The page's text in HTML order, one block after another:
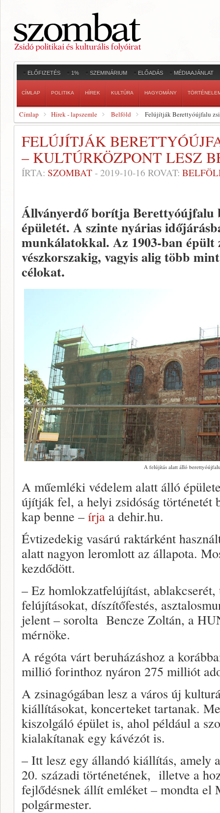
ELŐFIZETÉS 1% SZEMINÁRIUM ELŐADÁS MÉDIAAJÁNLAT
CÍMLAP POLITIKA HÍREK KULTÚRA HAGYOMÁNY
Címlap Hírek - lapszemle Belföld Felújítják Berettyóújfalu
FELÚJÍTJÁK
– KULTÚRKÖZPONT LESZ
ÍRTA: SZOMBAT - 2019-10-16 ROVAT:
Állványerdő borítja Berettyóújfalu
épületét. A szinte nyárias
munkálatokkal. Az 1903-ban épült
vészkorszakig, vagyis alig több
célokat.
A felújítás alatt álló
A műemléki védelem alatt álló
újítják fel, a helyi zsidóság történetét
kap benne – írja a dehir.hu.
Évtizedekig vasárú raktárként
alatt nagyon leromlott az állapota.
kezdődött.
– Ez homlokzatfelújítást,
felújításokat, díszítőfestés,
jelent – sorolta Bencze Zoltán, a
mérnöke.
A régóta várt beruházáshoz a
millió forinthoz nyáron 275 milliót
A zsinagógában lesz a város új
kiállításokat, koncerteket tartanak.
kiszolgáló épület is, ahol például a
kialakítanak egy kávézót is.
– Itt lesz egy állandó kiállítás, amely
20. századi történetének, illetve a
fejlődésnek állít emléket – mondta el
polgármester.